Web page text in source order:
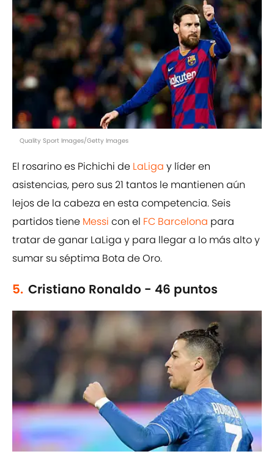
Quality Sport Images/Getty Images
El rosarino es Pichichi de LaLiga y líder en
asistencias, pero sus 21 tantos le mantienen aún
lejos de la cabeza en esta competencia. Seis
partidos tiene Messi con el FC Barcelona para
tratar de ganar LaLiga y para llegar a lo más alto y
sumar su séptima Bota de Oro.
5. Cristiano Ronaldo - 46 puntos